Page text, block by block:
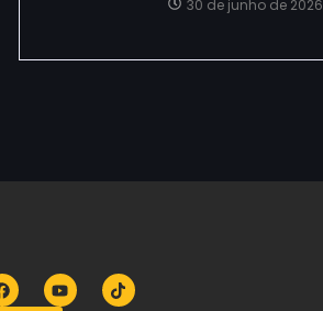
30 de junho de 2026